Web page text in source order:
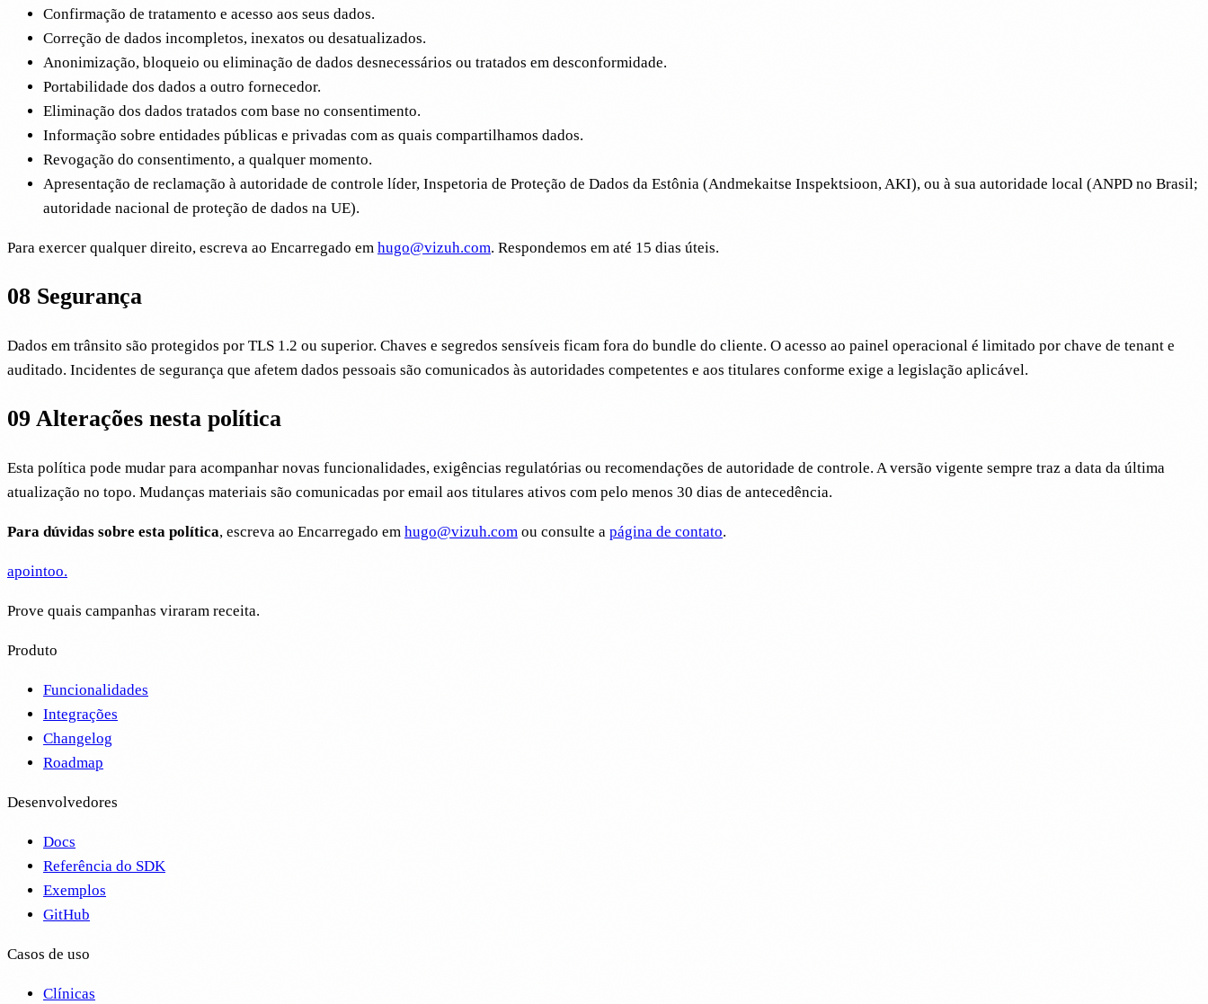
Confirmação de tratamento e acesso aos seus dados.
Correção de dados incompletos, inexatos ou desatualizados.
Anonimização, bloqueio ou eliminação de dados desnecessários ou tratados em desconformidade.
Portabilidade dos dados a outro fornecedor.
Eliminação dos dados tratados com base no consentimento.
Informação sobre entidades públicas e privadas com as quais compartilhamos dados.
Revogação do consentimento, a qualquer momento.
Apresentação de reclamação à autoridade de controle líder, Inspetoria de Proteção de Dados da Estônia (Andmekaitse Inspektsioon, AKI), ou à sua autoridade local (ANPD no Brasil;
autoridade nacional de proteção de dados na UE).
Para exercer qualquer direito, escreva ao Encarregado em hugo@vizuh.com. Respondemos em até 15 dias úteis.
08 Segurança
Dados em trânsito são protegidos por TLS 1.2 ou superior. Chaves e segredos sensíveis ficam fora do bundle do cliente. O acesso ao painel operacional é limitado por chave de tenant e
auditado. Incidentes de segurança que afetem dados pessoais são comunicados às autoridades competentes e aos titulares conforme exige a legislação aplicável.
09 Alterações nesta política
Esta política pode mudar para acompanhar novas funcionalidades, exigências regulatórias ou recomendações de autoridade de controle. A versão vigente sempre traz a data da última
atualização no topo. Mudanças materiais são comunicadas por email aos titulares ativos com pelo menos 30 dias de antecedência.
Para dúvidas sobre esta política, escreva ao Encarregado em hugo@vizuh.com ou consulte a página de contato.
apointoo.
Prove quais campanhas viraram receita.
Produto
Funcionalidades
Integrações
Changelog
Roadmap
Desenvolvedores
Docs
Referência do SDK
Exemplos
GitHub
Casos de uso
Clínicas